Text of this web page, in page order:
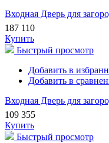
Входная Дверь для
187 110
Купить
Быстрый просмотр
Добавить в
Добавить в
Входная Дверь для
109 355
Купить
Быстрый просмотр